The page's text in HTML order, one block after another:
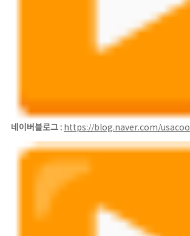
네이버블로그 : https://blog.naver.com/usacoo